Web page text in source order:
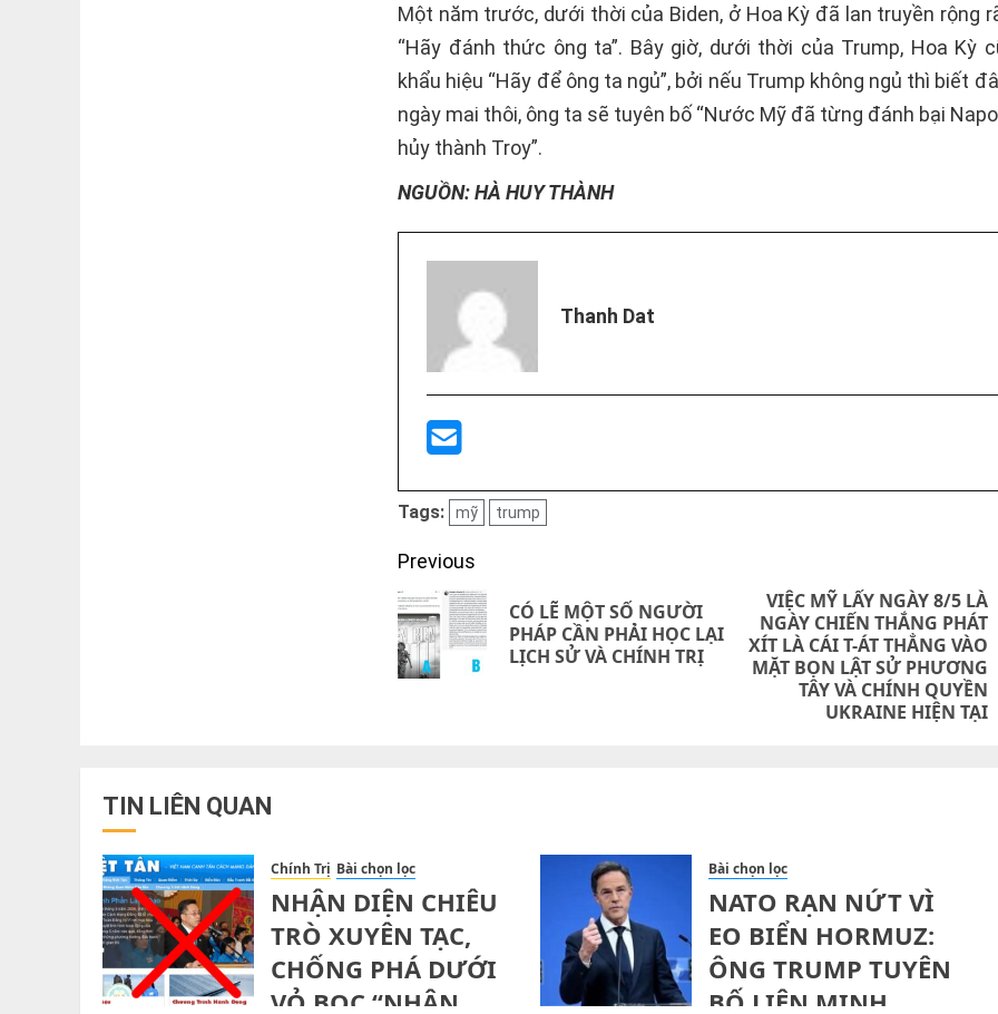
Một năm trước, dưới thời của Biden, ở Hoa Kỳ đã lan truyền rộng
“Hãy đánh thức ông ta”. Bây giờ, dưới thời của Trump, Hoa Kỳ
khẩu hiệu “Hãy để ông ta ngủ”, bởi nếu Trump không ngủ thì biết
ngày mai thôi, ông ta sẽ tuyên bố “Nước Mỹ đã từng đánh bại
hủy thành Troy”.
NGUỒN: HÀ HUY THÀNH
Thanh Dat
Tags: mỹ trump
Post
navigation
Previous
Previous
post:
CÓ LẼ MỘT SỐ NGƯỜI
PHÁP CẦN PHẢI HỌC LẠI
LỊCH SỬ VÀ CHÍNH TRỊ
Next
post:
VIỆC MỸ LẤY NGÀY 8/5 LÀ
NGÀY CHIẾN THẮNG PHÁT
XÍT LÀ CÁI T-ÁT THẲNG VÀO
MẶT BỌN LẬT SỬ PHƯƠNG
TÂY VÀ CHÍNH QUYỀN
UKRAINE HIỆN TẠI
TIN LIÊN QUAN
Chính Trị Bài chọn lọc
NHẬN DIỆN CHIÊU
TRÒ XUYÊN TẠC,
CHỐNG PHÁ DƯỚI
VỎ BỌC “NHÂN
Bài chọn lọc
NATO RẠN NỨT VÌ
EO BIỂN HORMUZ:
ÔNG TRUMP TUYÊN
BỐ LIÊN MINH